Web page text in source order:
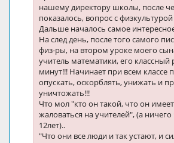
нашему директору школы, после
показалось, вопрос с
Дальше началось самое
На след день, после того самого
физ-ры, на втором уроке моего
учитель математики, его классный
минут!!! Начинает при всем классе
опускать, оскорблять, унижать и
уничтожать!!!
Что мол "кто он такой, что он
жаловаться на учителей", (а
12лет)..
"Что они все люди и так устают, и